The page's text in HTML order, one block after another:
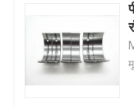
हमसे संपर्क करें